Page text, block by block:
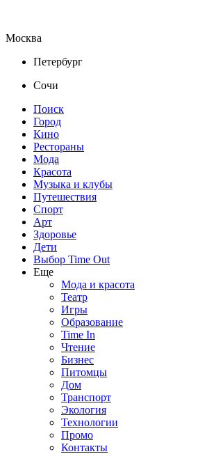
Москва
Петербург
Сочи
Поиск
Город
Кино
Рестораны
Мода
Красота
Музыка и клубы
Путешествия
Спорт
Арт
Здоровье
Дети
Выбор Time Out
Еще
Мода и красота
Театр
Игры
Образование
Time In
Чтение
Бизнес
Питомцы
Дом
Транспорт
Экология
Технологии
Промо
Контакты